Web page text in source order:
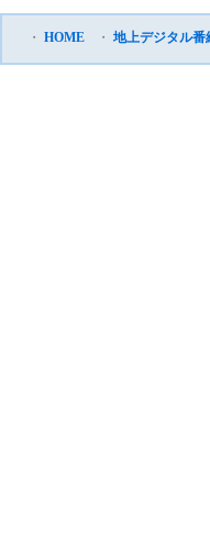
・ HOME ・ 地上デジタル番